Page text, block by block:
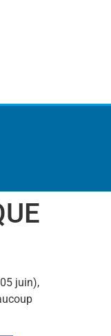
juin),